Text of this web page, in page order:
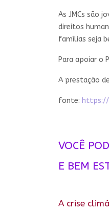
As JMCs são
direitos
famílias seja
Para apoiar o
A prestação
fonte:
VOCÊ
E BEM
A crise